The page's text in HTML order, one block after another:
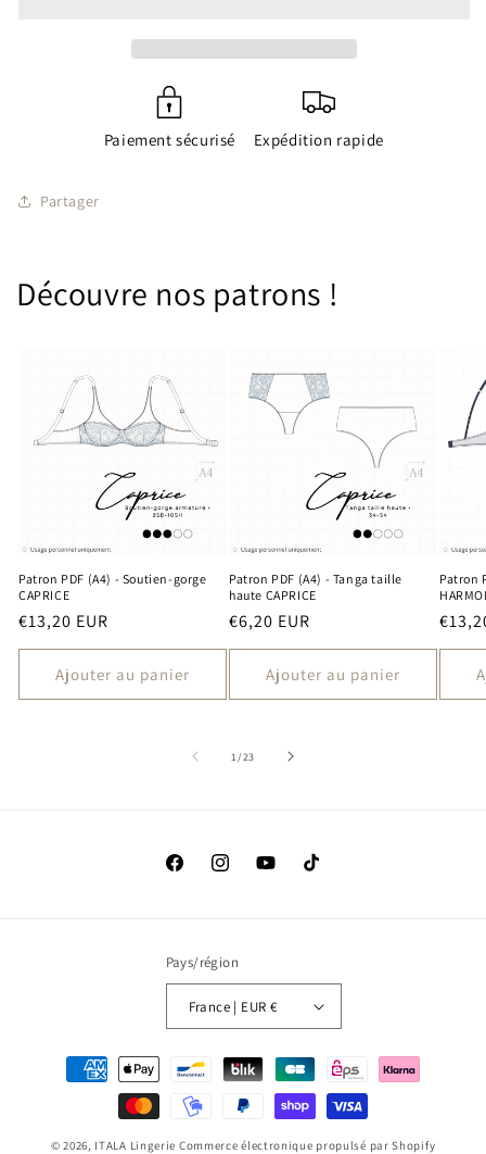
Paiement sécurisé Expédition rapide
Partager
Découvre nos patrons !
Patron PDF (A4) - Soutien-gorge
CAPRICE
Prix
habituel
€13,20 EUR
Ajouter au panier
Patron PDF (A4) - Tanga taille
haute CAPRICE
Prix
habituel
€6,20 EUR
Ajouter au panier
Patron
Prix
1 /de
23
FacebookInstagramYouTubeTikTok
Pays/région
France | EUR €
Moyens
© 2026, ITALA Lingerie Commerce électronique propulsé par Shopify